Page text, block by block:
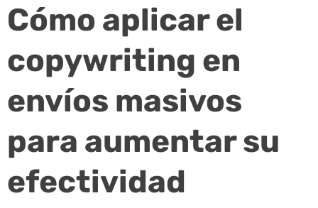
Cómo aplicar el
copywriting en
envíos masivos
para aumentar su
efectividad